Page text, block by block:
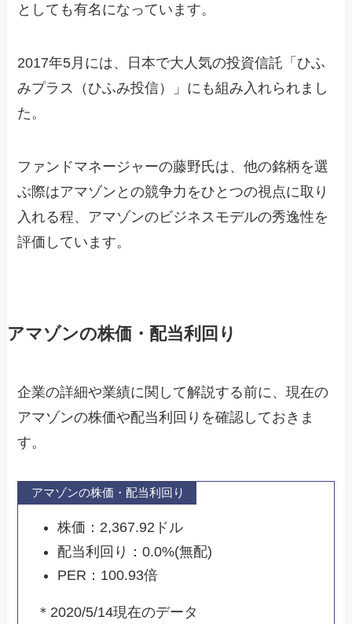
としても有名になっています。
2017年5月には、日本で大人気の投資信託「ひふ
みプラス（ひふみ投信）」にも組み入れられまし
た。
ファンドマネージャーの藤野氏は、他の銘柄を選
ぶ際はアマゾンとの競争力をひとつの視点に取り
入れる程、アマゾンのビジネスモデルの秀逸性を
評価しています。
アマゾンの株価・配当利回り
企業の詳細や業績に関して解説する前に、現在の
アマゾンの株価や配当利回りを確認しておきま
す。
アマゾンの株価・配当利回り
株価：2,367.92ドル
配当利回り：0.0%(無配)
PER：100.93倍
＊2020/5/14現在のデータ